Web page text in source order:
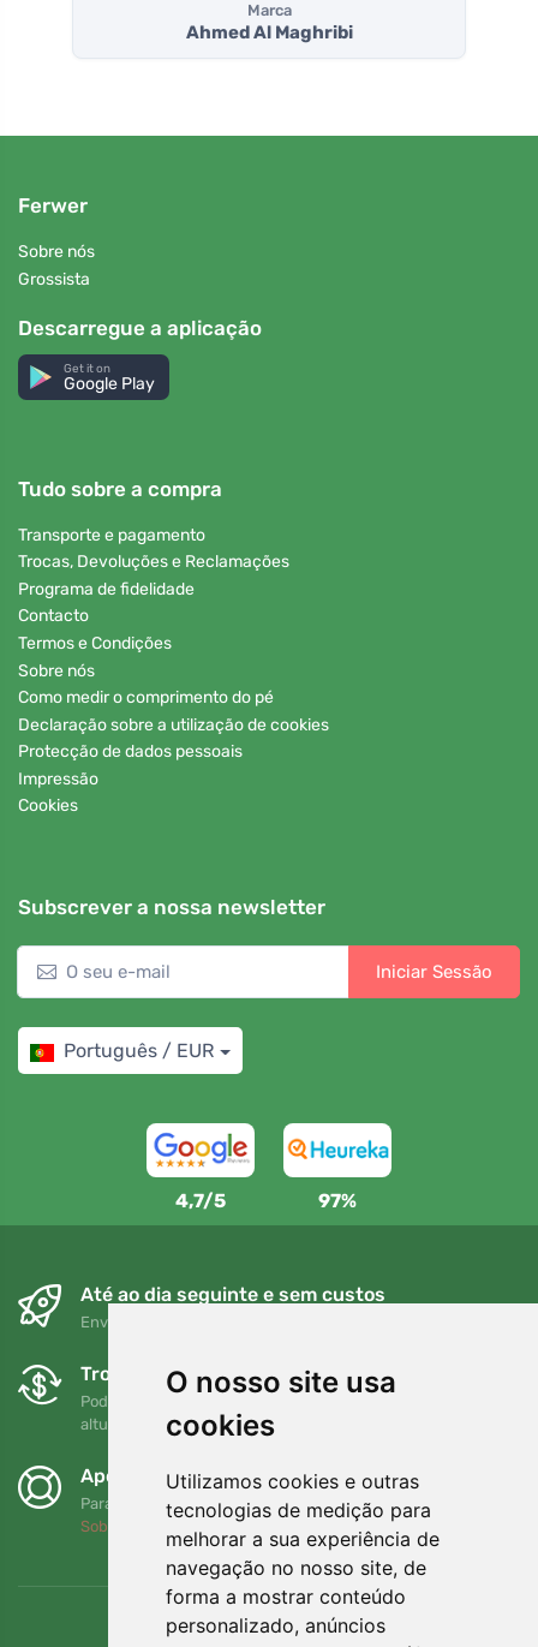
O nosso site usa
cookies
Utilizamos cookies e outras
tecnologias de medição para
melhorar a sua experiência de
navegação no nosso site, de
forma a mostrar conteúdo
personalizado, anúncios
Marca
Ahmed Al Maghribi
Ferwer
Sobre nós
Grossista
Descarregue a aplicação
Get it on
Google Play
Tudo sobre a compra
Transporte e pagamento
Trocas, Devoluções e Reclamações
Programa de fidelidade
Contacto
Termos e Condições
Sobre nós
Como medir o comprimento do pé
Declaração sobre a utilização de cookies
Protecção de dados pessoais
Impressão
Cookies
Subscrever a nossa newsletter
Iniciar Sessão
Português / EUR
4,7/5 97%
Até ao dia seguinte e sem custos
Envio gratuito para encomendas superiores a 80 EUR
Trocas e devoluções gratuitas
Pode devolver ou trocar a sua encomenda em qualquer
altura no prazo de 90 dias
Apoiamos a Trees.org
Para cada encomenda plantamos uma árvore! Leia mais
Sobre nós